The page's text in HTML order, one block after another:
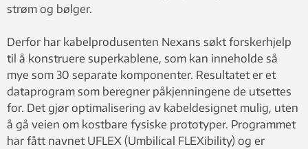
strøm og bølger.
Derfor har kabelprodusenten Nexans søkt forskerhjelp
til å konstruere superkablene, som kan inneholde så
mye som 30 separate komponenter. Resultatet er et
dataprogram som beregner påkjenningene de utsettes
for. Det gjør optimalisering av kabeldesignet mulig, uten
å gå veien om kostbare fysiske prototyper. Programmet
har fått navnet UFLEX (Umbilical FLEXibility) og er